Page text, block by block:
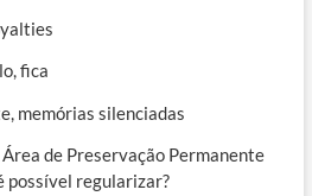
fica
memórias silenciadas
de Preservação Permanente
possível regularizar?